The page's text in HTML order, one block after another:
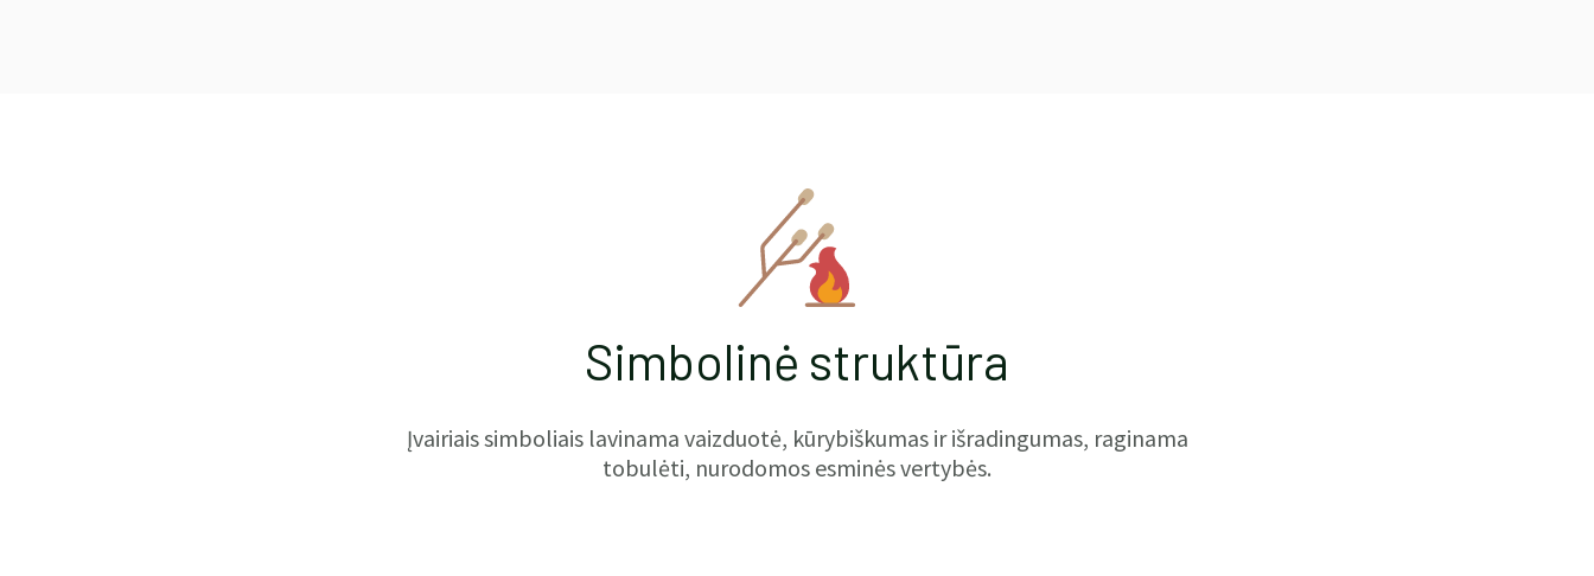
Simbolinė struktūra
Įvairiais simboliais lavinama vaizduotė, kūrybiškumas ir išradingumas, raginama
tobulėti, nurodomos esminės vertybės.